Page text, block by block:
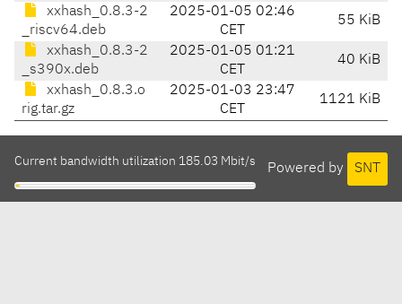
xxhash_0.8.3-2
_riscv64.deb
2025-01-05 02:46
CET
55 KiB
xxhash_0.8.3-2
_s390x.deb
2025-01-05 01:21
CET
40 KiB
xxhash_0.8.3.o
rig.tar.gz
2025-01-03 23:47
CET
1121 KiB
Powered by SNT
Current bandwidth utilization 185.03 Mbit/s